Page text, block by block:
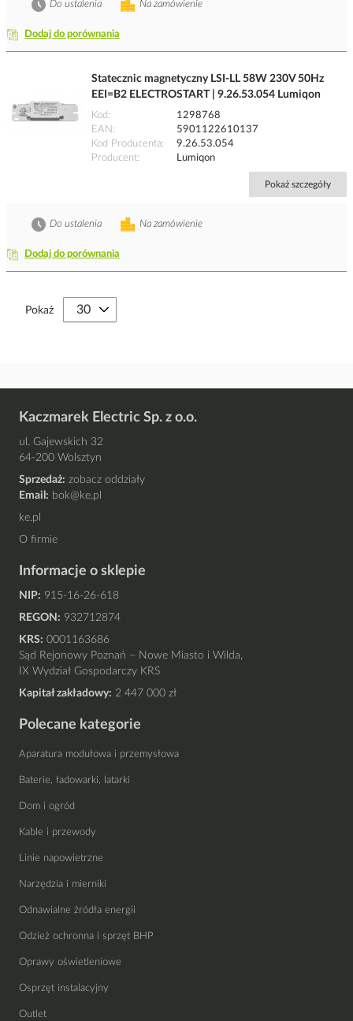
Dodaj do porównania
Na zamówienie
Do ustalenia
Statecznic magnetyczny LSI-LL 58W 230V 50Hz
EEI=B2 ELECTROSTART | 9.26.53.054 Lumiqon
Kod
1298768
EAN
5901122610137
Kod Producenta
9.26.53.054
Producent
Lumiqon
Pokaż szczegóły
Dodaj do porównania
Na zamówienie
Do ustalenia
Pokaż
Kaczmarek Electric Sp. z o.o.
ul. Gajewskich 32
64-200 Wolsztyn
Sprzedaż: zobacz oddziały
Email: bok@ke.pl
ke.pl
O firmie
Informacje o sklepie
NIP: 915-16-26-618
REGON: 932712874
KRS: 0001163686
Sąd Rejonowy Poznań – Nowe Miasto i Wilda,
IX Wydział Gospodarczy KRS
Kapitał zakładowy: 2 447 000 zł
Polecane kategorie
Aparatura modułowa i przemysłowa
Baterie, ładowarki, latarki
Dom i ogród
Kable i przewody
Linie napowietrzne
Narzędzia i mierniki
Odnawialne źródła energii
Odzież ochronna i sprzęt BHP
Oprawy oświetleniowe
Osprzęt instalacyjny
Outlet